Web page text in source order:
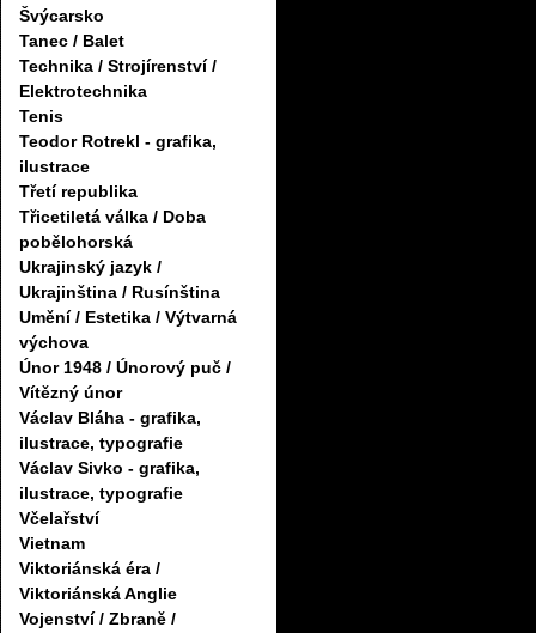
Švýcarsko
Tanec / Balet
Technika / Strojírenství /
Elektrotechnika
Tenis
Teodor Rotrekl - grafika,
ilustrace
Třetí republika
Třicetiletá válka / Doba
pobělohorská
Ukrajinský jazyk /
Ukrajinština / Rusínština
Umění / Estetika / Výtvarná
výchova
Únor 1948 / Únorový puč /
Vítězný únor
Václav Bláha - grafika,
ilustrace, typografie
Václav Sivko - grafika,
ilustrace, typografie
Včelařství
Vietnam
Viktoriánská éra /
Viktoriánská Anglie
Vojenství / Zbraně /